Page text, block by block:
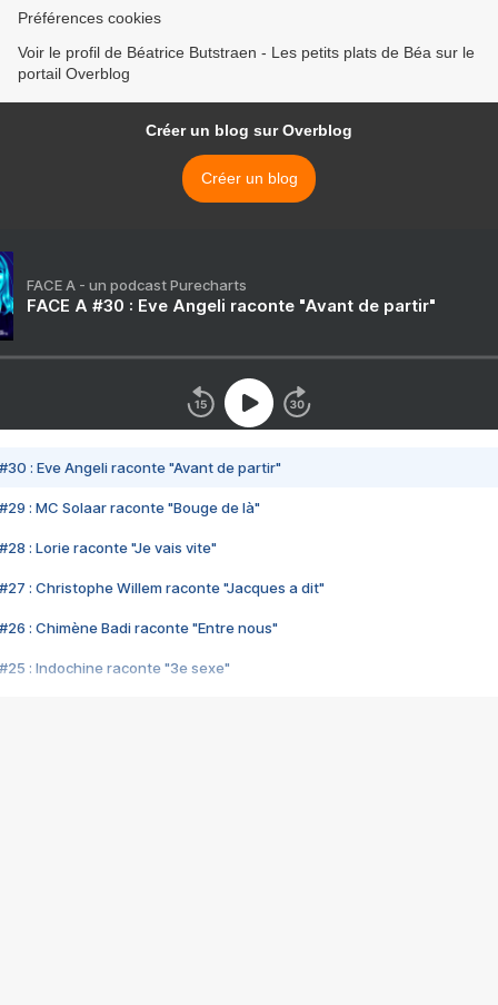
Préférences cookies
Voir le profil de Béatrice Butstraen - Les petits plats de Béa sur le
portail Overblog
Créer un blog sur Overblog
Créer un blog
FACE A - un podcast Purecharts
FACE A #30 : Eve Angeli raconte "Avant de partir"
#30 : Eve Angeli raconte "Avant de partir"
#29 : MC Solaar raconte "Bouge de là"
#28 : Lorie raconte "Je vais vite"
#27 : Christophe Willem raconte "Jacques a dit"
#26 : Chimène Badi raconte "Entre nous"
#25 : Indochine raconte "3e sexe"